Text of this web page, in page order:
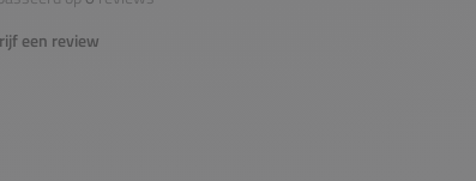
een review